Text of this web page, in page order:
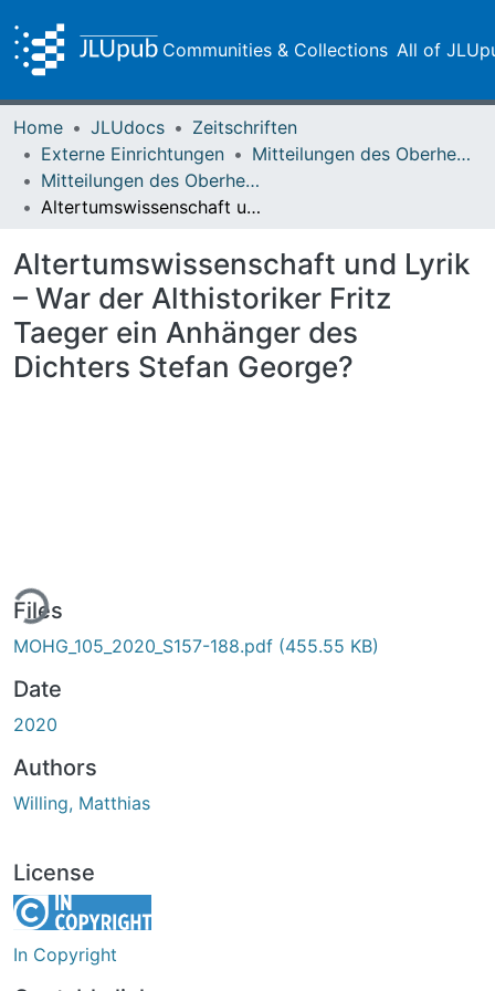
Communities & Collections All of
Home JLUdocs
Zeitschriften
Externe Einrichtungen
Mitteilungen des Oberhessischen Geschichtsvereins Gießen
Mitteilungen des Oberhessischen Geschichtsvereins Gießen Vol. 105 (2020)
Altertumswissenschaft und Lyrik – War der Althistoriker Fritz Taeger ein Anhänger des Dichters Stefan George?
Altertumswissenschaft und Lyrik
– War der Althistoriker Fritz
Taeger ein Anhänger des
Dichters Stefan George?
Files
MOHG_105_2020_S157-188.pdf (455.55 KB)
Date
2020
Authors
Willing, Matthias
License
In Copyright